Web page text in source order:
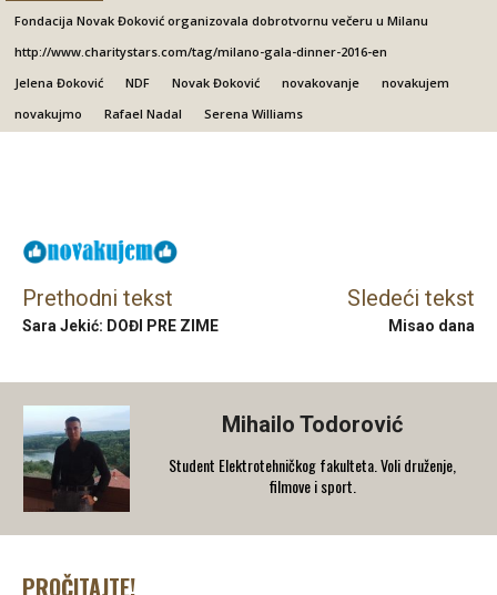
Fondacija Novak Đoković organizovala dobrotvornu večeru u Milanu
http://www.charitystars.com/tag/milano-gala-dinner-2016-en
Jelena Đoković
NDF Novak Đoković novakovanje
novakujem
novakujmo
Rafael Nadal Serena Williams
Prethodni tekst
Sara Jekić: DOĐI PRE ZIME
Sledeći tekst
Misao dana
Mihailo Todorović
Student Elektrotehničkog fakulteta. Voli druženje,
filmove i sport.
PROČITAJTE!